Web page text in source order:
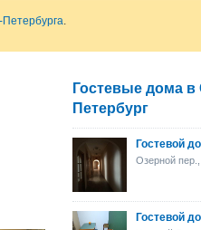
Петербурга.
Гостевые дома в
Петербург
Гостевой
Озерной
Гостевой